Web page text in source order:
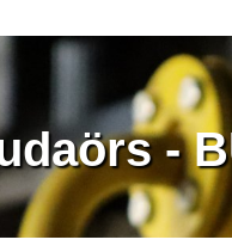
-